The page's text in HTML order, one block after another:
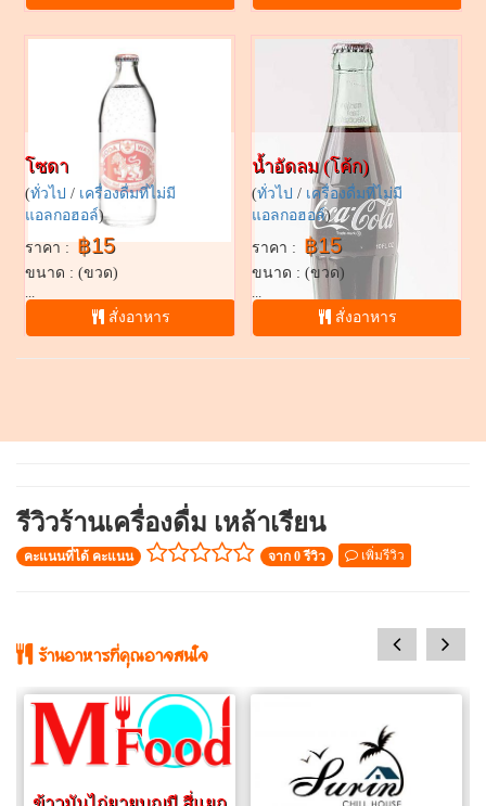
โซดา
(ทั่วไป / เครื่องดื่มที่ไม่มี
แอลกอฮอล์)
ราคา : ฿15
ขนาด : (ขวด)
...
สั่งอาหาร
น้ำอัดลม (โค้ก)
(ทั่วไป / เครื่องดื่มที่ไม่มี
แอลกอฮอล์)
ราคา : ฿15
ขนาด : (ขวด)
...
สั่งอาหาร
(ทั่วไป/เครื่องดื่มที่มี
฿285
สั่งอาหาร
(ทั่วไป/เครื่องดื่มที่มี
฿500
สั่งอาหาร
รีวิวร้านเครื่องดื่ม เหล้าเรียน
คะแนนที่ได้ คะแนน จาก 0 รีวิว เพิ่มรีวิว
ร้านอาหารที่คุณอาจสนใจ
prev next